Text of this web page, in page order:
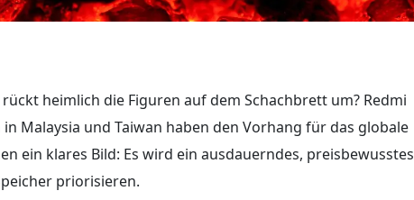
heimlich die Figuren auf dem Schachbrett um? Redmi
Malaysia und Taiwan haben den Vorhang für das globale
ein klares Bild: Es wird ein ausdauerndes, preisbewusstes
priorisieren.